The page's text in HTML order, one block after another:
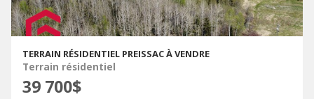
TERRAIN RÉSIDENTIEL PREISSAC À VENDRE
Terrain résidentiel
39 700$